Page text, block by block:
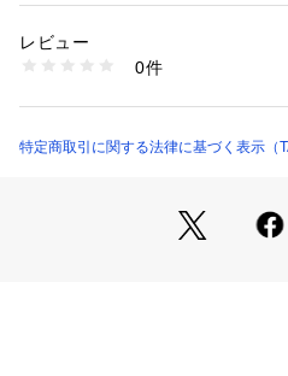
スプルシリーズから、ミニマル
良質感のあるナチュラルシュリ
デザインはシンプルながら、ビ
素材：牛革
商品番号：
G87-01361 （ショップ）
レビュー
0件
特定商取引に関する法律に基づく表示（